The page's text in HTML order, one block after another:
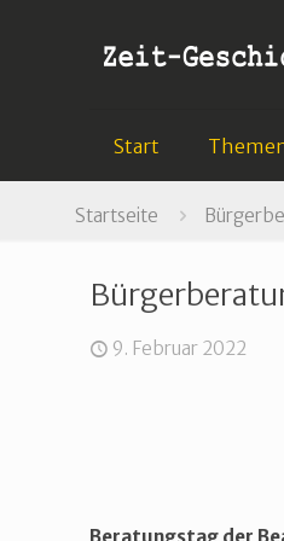
Start
Startseite
9. Februar 2022